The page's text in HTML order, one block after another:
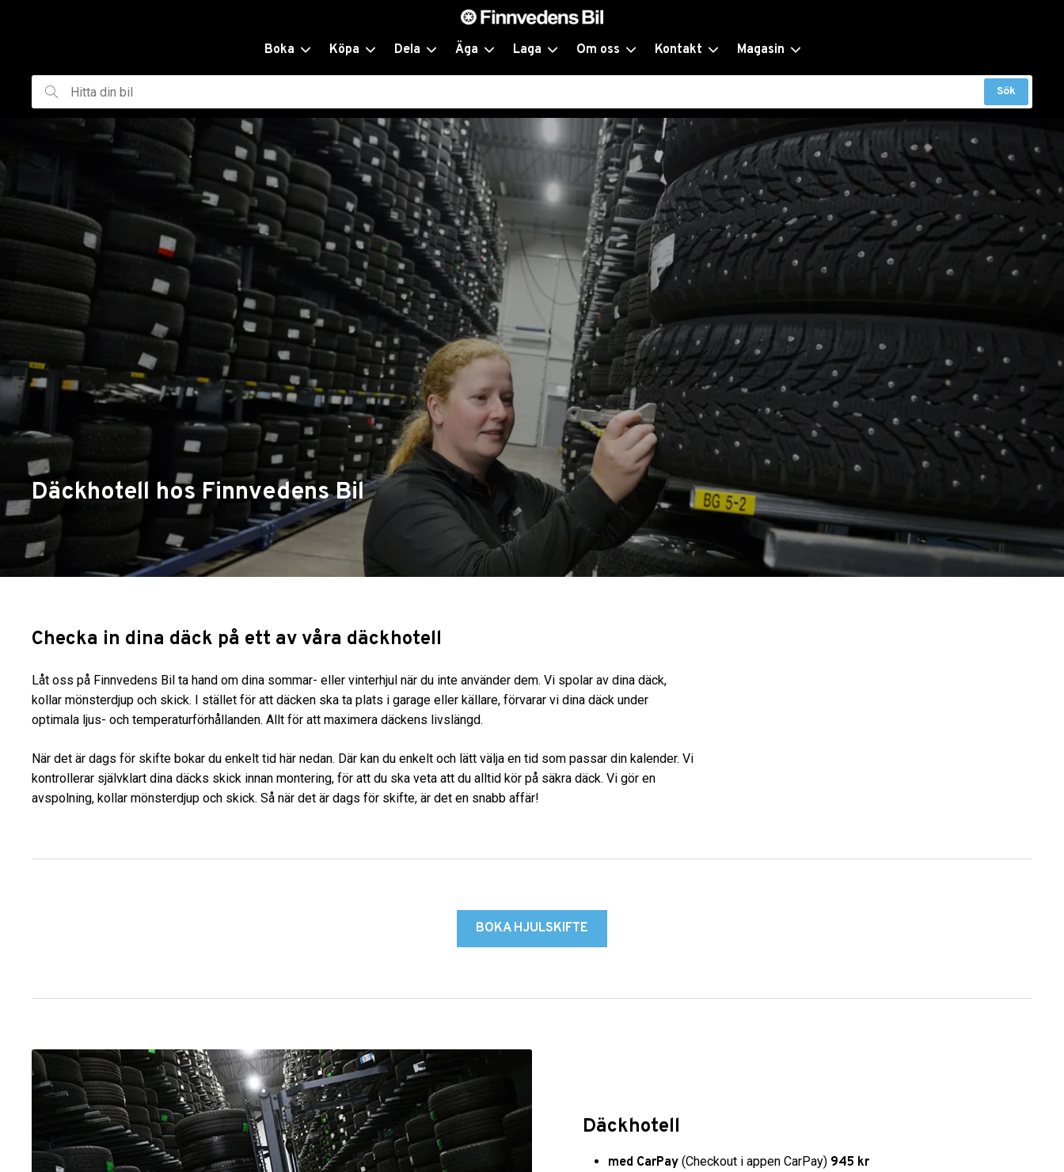
Boka
Köpa Dela Äga Laga Om oss Kontakt Magasin
Hitta
Sök
Däckhotell hos Finnvedens Bil
Checka in dina däck på ett av våra däckhotell
Låt oss på Finnvedens Bil ta hand om dina sommar- eller vinterhjul när du inte använder dem. Vi spolar av dina däck,
kollar mönsterdjup och skick. I stället för att däcken ska ta plats i garage eller källare, förvarar vi dina däck under
optimala ljus- och temperaturförhållanden. Allt för att maximera däckens livslängd.
När det är dags för skifte bokar du enkelt tid här nedan. Där kan du enkelt och lätt välja en tid som passar din kalender. Vi
kontrollerar självklart dina däcks skick innan montering, för att du ska veta att du alltid kör på säkra däck. Vi gör en
avspolning, kollar mönsterdjup och skick. Så när det är dags för skifte, är det en snabb affär!
BOKA HJULSKIFTE
Däckhotell
med CarPay (Checkout i appen CarPay) 945 kr